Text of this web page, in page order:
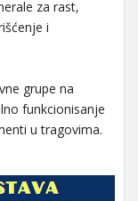
za rast,
i
grupe na
funkcionisanje
u tragovima.